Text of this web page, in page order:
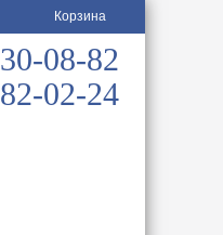
Корзина
08-82
02-24